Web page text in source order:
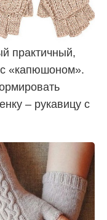
практичный,
«капюшоном».
– рукавицу с